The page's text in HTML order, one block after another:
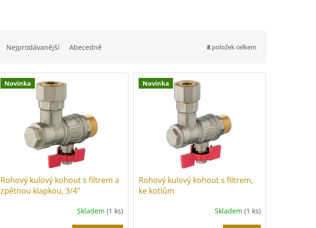
Nejprodávanější Abecedně 8 položek celkem
Novinka
Rohový kulový kohout s filtrem a
zpětnou klapkou, 3/4"
Skladem (1 ks)
Novinka
Rohový kulový kohout s filtrem,
ke kotlům
Skladem (1 ks)